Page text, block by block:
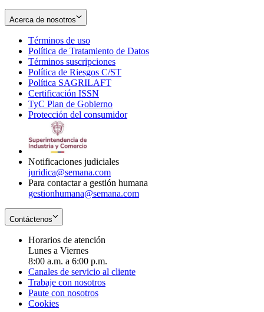
Acerca de nosotros
Términos de uso
in
new
window
Política de Tratamiento de Datos
Términos suscripciones
in
Política de Riesgos C/ST
Política SAGRILAFT
new
window
Certificación ISSN
in
new
TyC Plan de Gobierno
in
Protección del consumidorOpens
Notificaciones judiciales
juridica@semana.com
Para contactar a gestión humana
gestionhumana@semana.com
Contáctenos
Horarios de atención
Lunes a Viernes
8:00 a.m. a 6:00 p.m.
Canales de servicio al cliente
Trabaje con nosotros
Paute con nosotros
Cookies